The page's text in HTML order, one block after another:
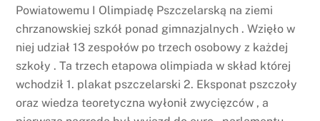
Powiatowemu I Olimpiadę Pszczelarską na ziemi
chrzanowskiej szkół ponad gimnazjalnych . Wzięło w
niej udział 13 zespołów po trzech osobowy z każdej
szkoły . Ta trzech etapowa olimpiada w skład której
wchodził 1. plakat pszczelarski 2. Eksponat pszczoły
oraz wiedza teoretyczna wyłonił zwycięzców , a